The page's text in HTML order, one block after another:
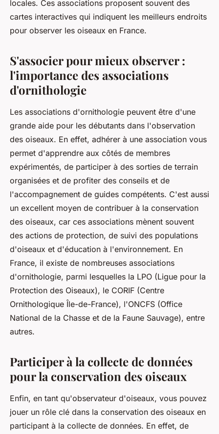
locales. Ces associations proposent souvent des
cartes interactives qui indiquent les meilleurs endroits
pour observer les oiseaux en France.
S'associer pour mieux observer :
l'importance des associations
d'ornithologie
Les associations d'ornithologie peuvent être d'une
grande aide pour les débutants dans l'observation
des oiseaux. En effet, adhérer à une association vous
permet d'apprendre aux côtés de membres
expérimentés, de participer à des sorties de terrain
organisées et de profiter des conseils et de
l'accompagnement de guides compétents. C'est aussi
un excellent moyen de contribuer à la conservation
des oiseaux, car ces associations mènent souvent
des actions de protection, de suivi des populations
d'oiseaux et d'éducation à l'environnement. En
France, il existe de nombreuses associations
d'ornithologie, parmi lesquelles la LPO (Ligue pour la
Protection des Oiseaux), le CORIF (Centre
Ornithologique Île-de-France), l'ONCFS (Office
National de la Chasse et de la Faune Sauvage), entre
autres.
Participer à la collecte de données
pour la conservation des oiseaux
Enfin, en tant qu'observateur d'oiseaux, vous pouvez
jouer un rôle clé dans la conservation des oiseaux en
participant à la collecte de données. En effet, de